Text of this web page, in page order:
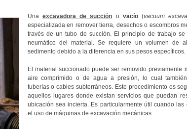
Una excavadora de succión o vacío(vacuum
especializada en remover tierra, desechos o escombros
través de un tubo de succión. El principio de trabajo
neumático del material. Se requiere un volumen de
sedimento debido a la diferencia en sus pesos específicos.
El material succionado puede ser removido previamente
aire comprimido o de agua a presión, lo cual
tuberías o cables subterráneos. Este procedimiento es
aquellos lugares donde existan servicios que puedan
ubicación sea incierta. Es particularmente útil cuando las
el uso de máquinas de excavación mecánicas.